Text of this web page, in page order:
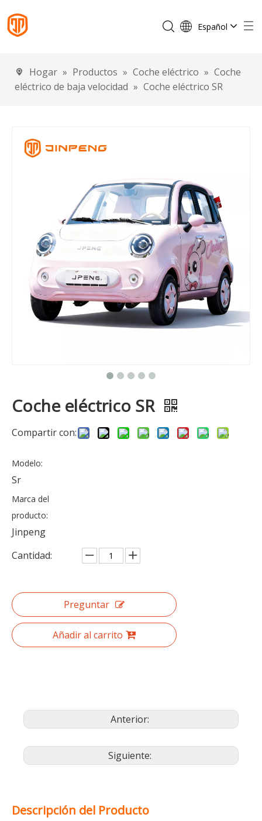
Español
Português
Deutsch
Hogar » Productos » Coche eléctrico » Coche
eléctrico de baja velocidad » Coche eléctrico SR
Coche eléctrico SR
Compartir con:
Modelo:
Sr
Marca del
producto:
Jinpeng
Cantidad:
Preguntar
Añadir al carrito
Anterior:
Siguiente:
Descripción del Producto